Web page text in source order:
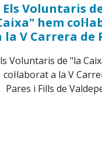
Els Voluntaris
hem
la V Carrera de
Voluntaris de "la
col·laborat a la V
Pares i Fills de